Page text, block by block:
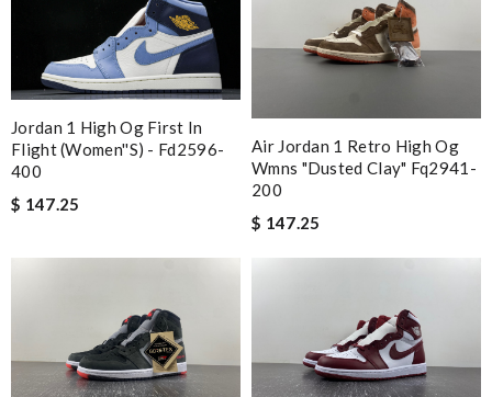
Jordan 1 High Og First In
Flight (women''s) - Fd2596-
400
$ 147.25
Air Jordan 1 Retro High Og
Wmns "dusted Clay" Fq2941-
200
$ 147.25